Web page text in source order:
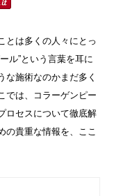
とは多くの人々にとっ
ル”という言葉を耳に
な施術なのかまだ多く
では、コラーゲンピー
ロセスについて徹底解
の貴重な情報を、ここ